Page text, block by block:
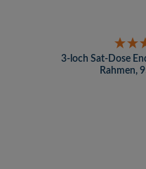
3-loch Sat-Dose
Rahmen,